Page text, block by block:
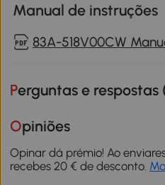
Manual de instruções
83A-518V00CW
Perguntas e respostas
Opiniões
Opinar dá prémio! Ao
recebes 20 € de desconto.